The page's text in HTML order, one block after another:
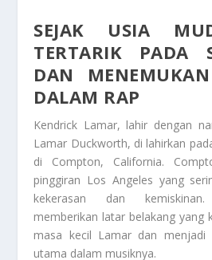
SEJAK USIA
TERTARIK PADA
DAN
DALAM RAP
Kendrick Lamar, lahir dengan
Lamar Duckworth, di lahirkan
di Compton, California.
pinggiran Los Angeles yang
kekerasan dan
memberikan latar belakang yang
masa kecil Lamar dan menjadi
utama dalam musiknya.